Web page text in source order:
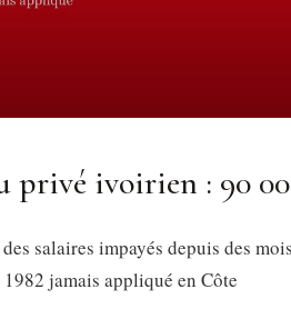
privé ivoirien : 90
salaires impayés depuis des
jamais appliqué en Côte